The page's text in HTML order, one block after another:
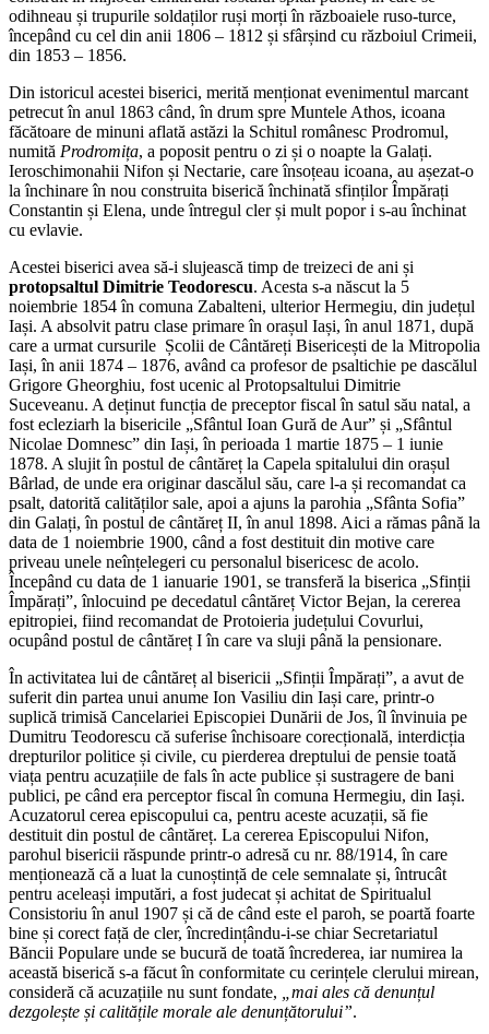
odihneau și trupurile soldaților ruși morți în războaiele ruso-turce,
începând cu cel din anii 1806 – 1812 și sfârșind cu războiul Crimeii,
din 1853 – 1856.
Din istoricul acestei biserici, merită menționat evenimentul marcant
petrecut în anul 1863 când, în drum spre Muntele Athos, icoana
făcătoare de minuni aflată astăzi la Schitul românesc Prodromul,
numită Prodromița, a poposit pentru o zi și o noapte la Galați.
Ieroschimonahii Nifon și Nectarie, care însoțeau icoana, au așezat-o
la închinare în nou construita biserică închinată sfinților Împărați
Constantin și Elena, unde întregul cler și mult popor i s-au închinat
cu evlavie.
Acestei biserici avea să-i slujească timp de treizeci de ani și
protopsaltul Dimitrie Teodorescu. Acesta s-a născut la 5
noiembrie 1854 în comuna Zabalteni, ulterior Hermegiu, din județul
Iași. A absolvit patru clase primare în orașul Iași, în anul 1871, după
care a urmat cursurile Școlii de Cântăreți Bisericești de la Mitropolia
Iași, în anii 1874 – 1876, având ca profesor de psaltichie pe dascălul
Grigore Gheorghiu, fost ucenic al Protopsaltului Dimitrie
Suceveanu. A deținut funcția de preceptor fiscal în satul său natal, a
fost ecleziarh la bisericile „Sfântul Ioan Gură de Aur” și „Sfântul
Nicolae Domnesc” din Iași, în perioada 1 martie 1875 – 1 iunie
1878. A slujit în postul de cântăreț la Capela spitalului din orașul
Bârlad, de unde era originar dascălul său, care l-a și recomandat ca
psalt, datorită calităților sale, apoi a ajuns la parohia „Sfânta Sofia”
din Galați, în postul de cântăreț II, în anul 1898. Aici a rămas până la
data de 1 noiembrie 1900, când a fost destituit din motive care
priveau unele neînțelegeri cu personalul bisericesc de acolo.
Începând cu data de 1 ianuarie 1901, se transferă la biserica „Sfinții
Împărați”, înlocuind pe decedatul cântăreț Victor Bejan, la cererea
epitropiei, fiind recomandat de Protoieria județului Covurlui,
ocupând postul de cântăreț I în care va sluji până la pensionare.
În activitatea lui de cântăreț al bisericii „Sfinții Împărați”, a avut de
suferit din partea unui anume Ion Vasiliu din Iași care, printr-o
suplică trimisă Cancelariei Episcopiei Dunării de Jos, îl învinuia pe
Dumitru Teodorescu că suferise închisoare corecțională, interdicția
drepturilor politice și civile, cu pierderea dreptului de pensie toată
viața pentru acuzațiile de fals în acte publice și sustragere de bani
publici, pe când era perceptor fiscal în comuna Hermegiu, din Iași.
Acuzatorul cerea episcopului ca, pentru aceste acuzații, să fie
destituit din postul de cântăreț. La cererea Episcopului Nifon,
parohul bisericii răspunde printr-o adresă cu nr. 88/1914, în care
menționează că a luat la cunoștință de cele semnalate și, întrucât
pentru aceleași imputări, a fost judecat și achitat de Spiritualul
Consistoriu în anul 1907 și că de când este el paroh, se poartă foarte
bine și corect față de cler, încredințându-i-se chiar Secretariatul
Băncii Populare unde se bucură de toată încrederea, iar numirea la
această biserică s-a făcut în conformitate cu cerințele clerului mirean,
consideră că acuzațiile nu sunt fondate,
„mai ales că denunțul
dezgolește și calitățile morale ale denunțătorului”.